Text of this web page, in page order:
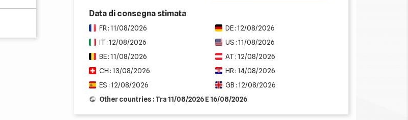
Data di consegna stimata
FR : 11/08/2026
DE : 12/08/2026
IT : 12/08/2026
US : 11/08/2026
BE : 11/08/2026
AT : 12/08/2026
CH : 13/08/2026
HR : 14/08/2026
ES : 12/08/2026
GB : 12/08/2026
Other countries : Tra 11/08/2026 E 16/08/2026